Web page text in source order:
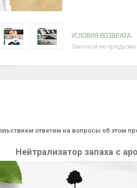
Законом не
ответим на вопросы об этом
Нейтрализатор запаха с